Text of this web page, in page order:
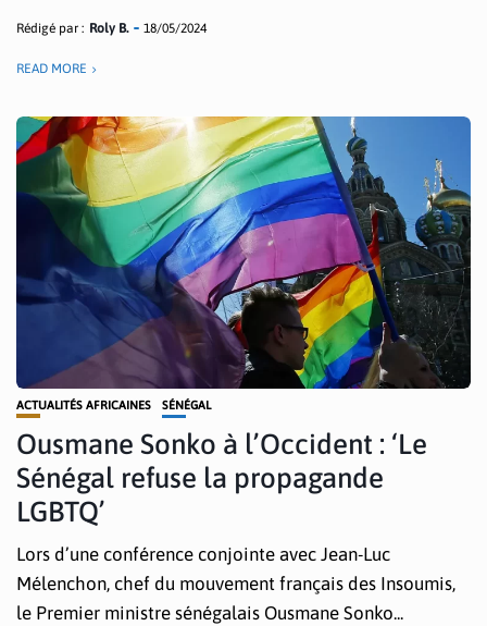
Rédigé par : Roly B. 18/05/2024
READ MORE
ACTUALITÉS AFRICAINES SÉNÉGAL
Ousmane Sonko à l’Occident : ‘Le
Sénégal refuse la propagande
LGBTQ’
Lors d’une conférence conjointe avec Jean-Luc
Mélenchon, chef du mouvement français des Insoumis,
le Premier ministre sénégalais Ousmane Sonko...